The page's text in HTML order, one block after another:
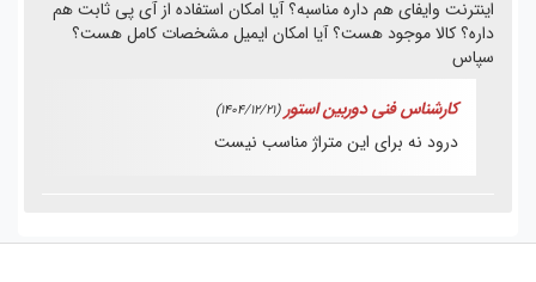
اینترنت وایفای هم داره مناسبه؟ آیا امکان استفاده از آی پی ثابت هم
داره؟ کالا موجود هست؟ آیا امکان ایمیل مشخصات کامل هست؟
سپاس
کارشناس فنی دوربین استور (1404/12/21)
درود نه برای این متراژ مناسب نیست